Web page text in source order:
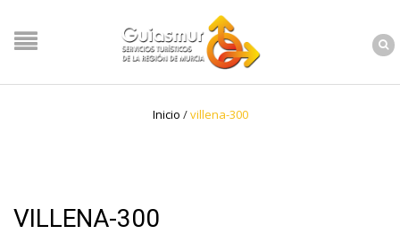
Inicio /villena-300
VILLENA-300